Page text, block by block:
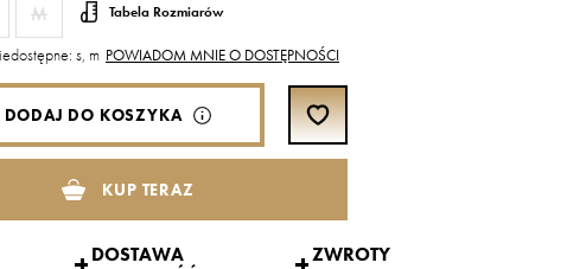
M Tabela Rozmiarów
s, m POWIADOM MNIE O DOSTĘPNOŚCI
DODAJ DO KOSZYKA
KUP TERAZ
DOSTAWA
ZWROTY